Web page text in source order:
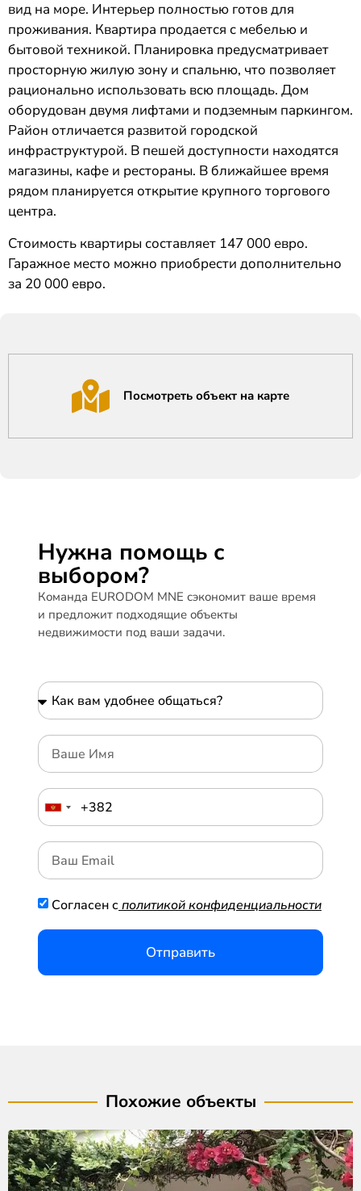
вид на море. Интерьер полностью готов для
проживания. Квартира продается с мебелью и
бытовой техникой. Планировка предусматривает
просторную жилую зону и спальню, что позволяет
рационально использовать всю площадь. Дом
оборудован двумя лифтами и подземным паркингом.
Район отличается развитой городской
инфраструктурой. В пешей доступности находятся
магазины, кафе и рестораны. В ближайшее время
рядом планируется открытие крупного торгового
центра.
Стоимость квартиры составляет 147 000 евро.
Гаражное место можно приобрести дополнительно
за 20 000 евро.
Посмотреть объект на карте
Нужна помощь с
выбором?
Команда EURODOM MNE сэкономит ваше время
и предложит подходящие объекты
недвижимости под ваши задачи.
Согласен с политикой конфиденциальности
Отправить
Похожие объекты